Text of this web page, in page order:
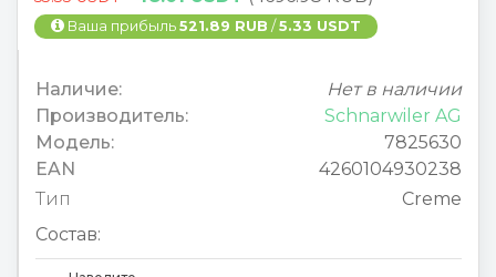
Ваша прибыль 521.89 RUB /5.33 USDT
Наличие:
Нет в наличии
Производитель:
Schnarwiler AG
Модель:
7825630
EAN
4260104930238
Тип
Creme
Состав: